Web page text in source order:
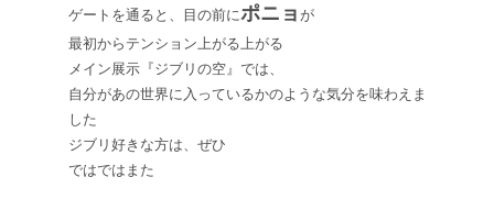
ゲートを通ると、目の前にポニョ が
最初からテンション上がる上がる
メイン展示『ジブリの空』では、
自分があの世界に入っているかのような気分を味わえま
した
ジブリ好きな方は、ぜひ
ではではまた